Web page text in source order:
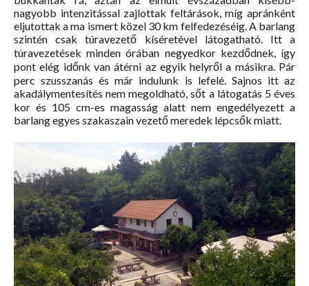
nagyobb intenzitással zajlottak feltárások, míg apránként
eljutottak a ma ismert közel 30 km felfedezéséig. A barlang
szintén csak túravezető kíséretével látogatható. Itt a
túravezetések minden órában negyedkor kezdődnek, így
pont elég időnk van átérni az egyik helyről a másikra. Pár
perc szusszanás és már indulunk is lefelé. Sajnos itt az
akadálymentesítés nem megoldható, sőt a látogatás 5 éves
kor és 105 cm-es magasság alatt nem engedélyezett a
barlang egyes szakaszain vezető meredek lépcsők miatt.